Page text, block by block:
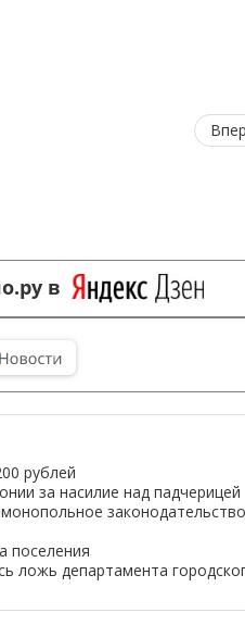
в
рублей
за насилие над падчерицей
поселения
ложь департамента